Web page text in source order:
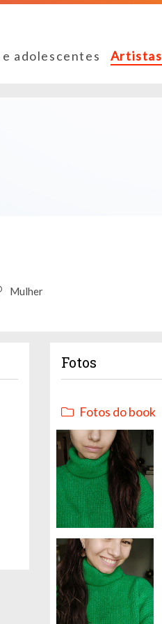
adolescentes Artistas
Mulher
Fotos
Fotos do book